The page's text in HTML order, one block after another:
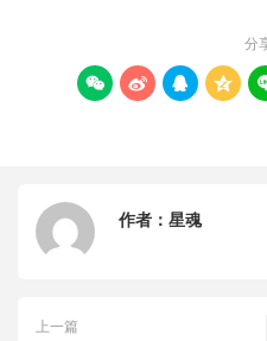
分
   
作者： 星魂
上一篇